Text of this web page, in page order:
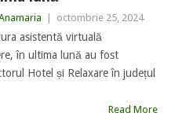
octombrie 25, 2024
asistentă virtuală
în ultima lună au fost
Hotel și Relaxare în județul
Read More